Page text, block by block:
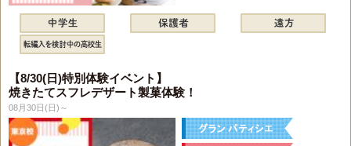
【8/30(日)特別体験イベント】
焼きたてスフレデザート製菓体験！
08月30日(日)～